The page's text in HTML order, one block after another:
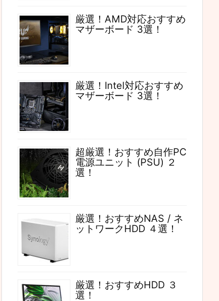
厳選！AMD対応おすすめ
マザーボード 3選！
厳選！Intel対応おすすめ
マザーボード 3選！
超厳選！おすすめ自作PC
電源ユニット (PSU) ２
選！
厳選！おすすめNAS / ネ
ットワークHDD ４選！
厳選！おすすめHDD ３
選！